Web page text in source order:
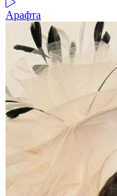
Арафта